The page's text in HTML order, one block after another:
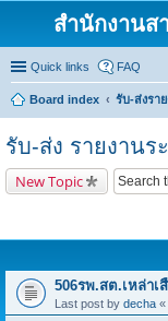
สำนักงานส
Quick links FAQ
Board index รับ-ส่งรา
รับ-ส่ง รายงานร
New Topic
506รพ.สต.เหล่าเ
Last post by decha «